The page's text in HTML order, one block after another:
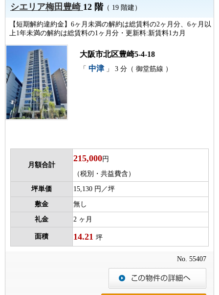
シエリア梅田豊崎12 階（ 19 階建）
【短期解約違約金】6ヶ月未満の解約は総賃料の2ヶ月分、6ヶ月以
上1年未満の解約は総賃料の1ヶ月分・更新料:新賃料1カ月
大阪市北区豊崎5-4-18
「 中津 」 3 分（ 御堂筋線 ）
月額合計
215,000円
（税別・共益費含）
坪単価 15,130 円／坪
敷金 無し
礼金 2 ヶ月
面積 14.21 坪
No. 55407